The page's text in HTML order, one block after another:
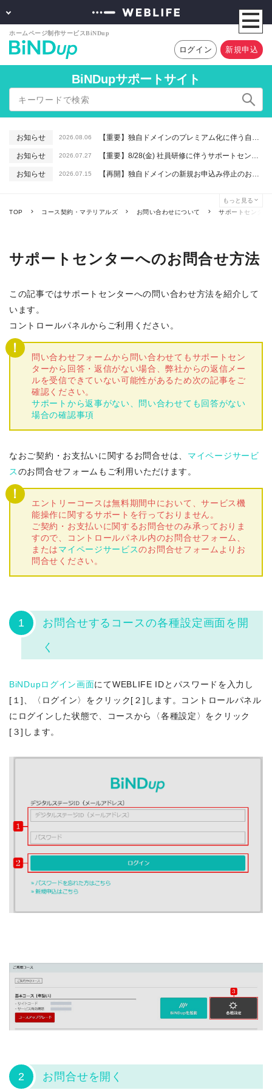
ログイン 新規申込
BiNDupサポートサイト
お知らせ 2026.08.06 【重要】独自ドメインのプレミアム化に伴う自動更新に関するお知らせ
お知らせ 2026.07.27 【重要】8/28(金) 社員研修に伴うサポートセンター休業のお知らせ
お知らせ 2026.07.15 【再開】独自ドメインの新規お申込み停止のお知らせ
もっと見る
TOP コース契約・マテリアルズ お問い合わせについて サポートセンター
サポートセンターへのお問合せ方法
この記事ではサポートセンターへの問い合わせ方法を紹介して
います。
コントロールパネルからご利用ください。
問い合わせフォームから問い合わせてもサポートセン
ターから回答・返信がない場合、弊社からの返信メー
ルを受信できていない可能性があるため次の記事をご
確認ください。
サポートから返事がない、問い合わせても回答がない
場合の確認事項
なおご契約・お支払いに関するお問合せは、 マイページサービ
スのお問合せフォームもご利用いただけます。
エントリーコースは無料期間中において、サービス機
能操作に関するサポートを行っておりません。
ご契約・お支払いに関するお問合せのみ承っておりま
すので、コントロールパネル内のお問合せフォーム、
またはマイページサービスのお問合せフォームよりお
問合せください。
1
お問合せするコースの各種設定画面を開
く
BiNDupログイン画面にてWEBLIFE IDとパスワードを入力し
[１]、〈ログイン〉をクリック[２]します。コントロールパネル
にログインした状態で、コースから〈各種設定〉をクリック
[３]します。
2 お問合せを開く